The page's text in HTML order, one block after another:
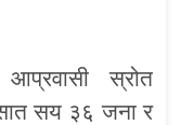
स्रोत
सय ३६ जना र